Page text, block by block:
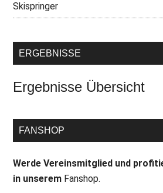
Skispringer
ERGEBNISSE
Ergebnisse Übersicht
FANSHOP
Werde Vereinsmitglied und
in unserem Fanshop.